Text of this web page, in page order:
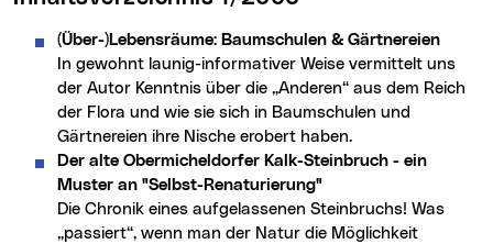
(Über-)Lebensräume: Baumschulen & Gärtnereien
In gewohnt launig-informativer Weise vermittelt uns
der Autor Kenntnis über die „Anderen“ aus dem Reich
der Flora und wie sie sich in Baumschulen und
Gärtnereien ihre Nische erobert haben.
Der alte Obermicheldorfer Kalk-Steinbruch - ein
Muster an "Selbst-Renaturierung"
Die Chronik eines aufgelassenen Steinbruchs! Was
„passiert“, wenn man der Natur die Möglichkeit